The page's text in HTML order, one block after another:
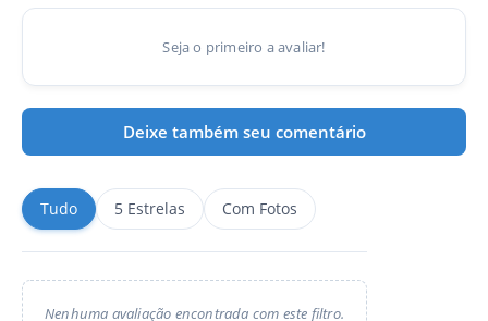
Seja o primeiro a avaliar!
Deixe também seu comentário
Tudo 5 Estrelas Com Fotos
Nenhuma avaliação encontrada com este filtro.